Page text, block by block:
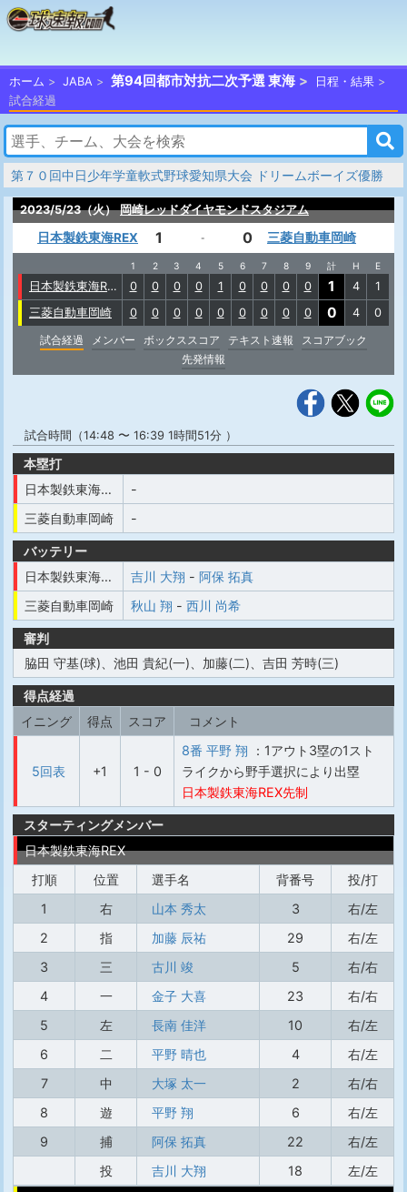
ホーム JABA 第94回都市対抗二次予選 東海
日程・結果
試合経過
第７０回中日少年学童軟式野球愛知県大会 ドリームボーイズ優勝
2023/5/23（火） 岡崎レッドダイヤモンドスタジアム
日本製鉄東海REX 1 - 0 三菱自動車岡崎
1 2 3 4 5 6 7 8 9 計 H E
日本製鉄東海REX 0 0 0 0 1 0 0 0 0 1 4
1
三菱自動車岡崎
0 0 0 0 0 0 0 0 0 0 4
0
試合経過
メンバー ボックススコア テキスト速報
スコアブック
先発情報
試合時間（14:48 〜 16:39 1時間51分 ）
本塁打
日本製鉄東海REX
-
三菱自動車岡崎
-
バッテリー
日本製鉄東海REX
吉川 大翔 - 阿保 拓真
三菱自動車岡崎
秋山 翔 - 西川 尚希
審判
脇田 守基(球)、池田 貴紀(一)、加藤(二)、吉田 芳時(三)
得点経過
イニング
得点 スコア コメント
5回表 +1 1 - 0
8番 平野 翔 ：1アウト3塁の1スト
ライクから野手選択により出塁
日本製鉄東海REX先制
スターティングメンバー
日本製鉄東海REX
打順
位置 選手名 背番号
投/打
1
右 山本 秀太 3
右/左
2
指 加藤 辰祐 29
右/左
3
三 古川 竣 5
右/右
4
一 金子 大喜 23
右/右
5
左 長南 佳洋 10
右/左
6
二 平野 晴也 4
右/左
7
中 大塚 太一 2
右/右
8
遊 平野 翔 6
右/左
9
捕 阿保 拓真 22
右/左
投
吉川 大翔 18
左/左